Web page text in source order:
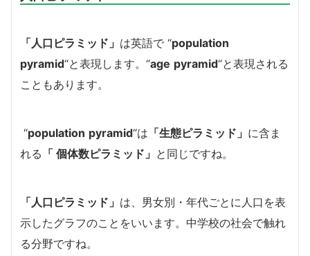
「人口ピラミッド」 は英語で “population
pyramid“と表現します。 “age pyramid“と表現される
こともあります。
“population pyramid“は 「生態ピラミッド」 に含ま
れる 「 個体数ピラミッド」 と同じですね。
「人口ピラミッド」 は、男女別・年代ごとに人口を表
示したグラフのことをいいます。中学校の社会で触れ
る分野ですね。